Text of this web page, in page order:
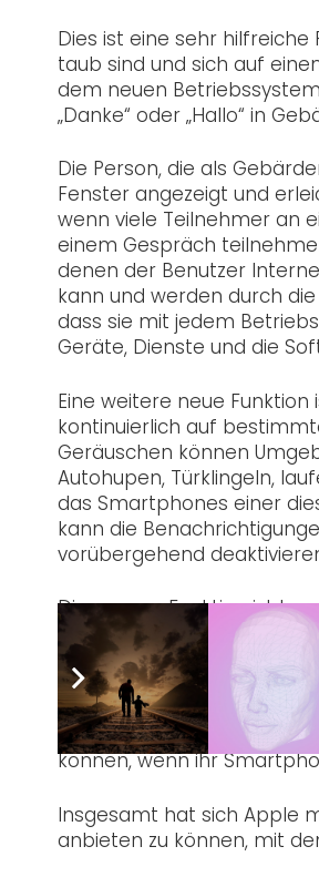
Dies ist eine sehr
taub sind und sich auf
dem neuen
„Danke“ oder „Hallo“ in
Die Person, die als
Fenster angezeigt und
wenn viele Teilnehmer an
einem Gespräch
denen der Benutzer
kann und werden durch
dass sie mit jedem
Geräte, Dienste und die
Eine weitere neue Funktion
kontinuierlich auf
Geräuschen können
Autohupen, Türklingeln,
das Smartphones einer
kann die
vorübergehend
Diese neue Funktion ist
lebensrettend sein kann.
Filme und Podcast lassen
Store können mit
können iPhones so
sondern dass der
können, wenn ihr
Insgesamt hat sich Apple
anbieten zu können, mit